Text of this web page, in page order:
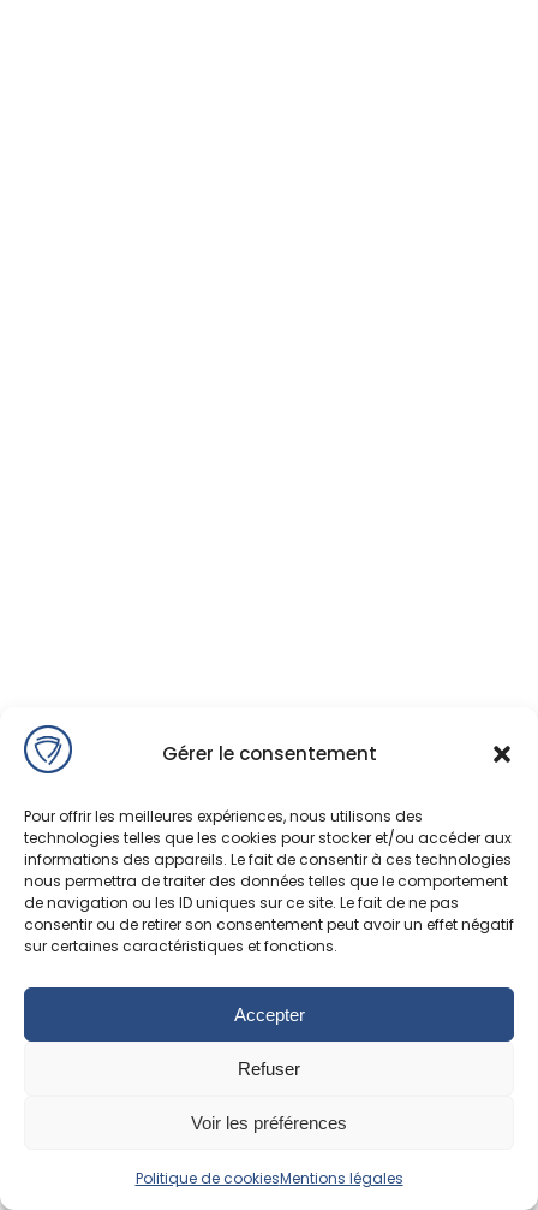
Gérer le consentement
Pour offrir les meilleures expériences, nous utilisons des
technologies telles que les cookies pour stocker et/ou accéder aux
informations des appareils. Le fait de consentir à ces technologies
nous permettra de traiter des données telles que le comportement
de navigation ou les ID uniques sur ce site. Le fait de ne pas
consentir ou de retirer son consentement peut avoir un effet négatif
sur certaines caractéristiques et fonctions.
Accepter
Refuser
Voir les préférences
Politique de cookiesMentions légales